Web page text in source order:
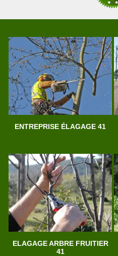
ENTREPRISE ÉLAGAGE 41
ELAGAGE ARBRE FRUITIER
41